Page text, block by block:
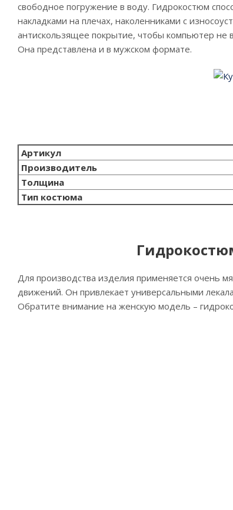
свободное погружение в воду. Гидрокостюм
накладками на плечах, наколенниками с
антискользящее покрытие, чтобы компьютер
Она представлена и в мужском формате.
Артикул
Производитель
Толщина
Тип костюма
Для производства изделия применяется очень
движений. Он привлекает универсальными
Обратите внимание на женскую модель –